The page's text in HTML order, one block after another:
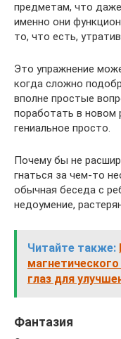
предметам, что
именно они
то, что есть,
Это упражнение
когда сложно
вполне простые
поработать в новом
гениальное просто.
Почему бы не
гнаться за чем-то
обычная беседа с
недоумение,
Читайте также:
глаз для
Фантазия